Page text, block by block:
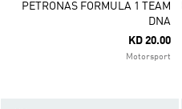
PETRONAS FORMULA 1 TEAM
DNA
KD 20.00
Motorsport